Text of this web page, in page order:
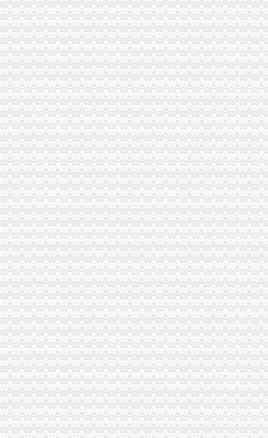
济南市居之装饰_济南市居之装饰
江西卓越银代理,杭州其他招商加盟今题网
【重庆铜元局工商注册|工商注册代理|工商注册代办】-重庆赶集网
铜元局公司注册、公司转让、变更、注销、工商异动解除重庆工商年检
【重庆铜元局专项审批|专项审计|专项审批代理公司】-重庆赶集网
君信代办营业执照、工商年检、代码年检、代理记账、重庆工商年检
【代办业务】_代办业务厂家黄页_代办业务价格_顺企网
铜元局房屋出租,2室一厅,一楼-重庆社区
重庆一般纳税人申请：公司注册、代账、商标专利：全城较低价-重庆
【代办审批】_代办审批厂家黄页_代办审批价格_顺企网
晨报万事通_新浪新闻
没办下来想找个代办公司,多少钱能代办公司营业执照呢_搜问问
重庆成效财务咨询有限公司_【电话地址_招聘信息_注册信息_信用信息
【重庆铜元局香港公司注册|注册香港公司|香港公司注册查询】-重庆赶
重庆沙坪坝专业工商注册代办重庆工商年检今题网
[年报]渝开发（000514）2009年年度报告-[中财网]
【东望洋财务工作室（财务主管招聘）,东望洋财务工作室招聘】-重
重庆久诚投资有限公司
智谷享购招商服务理念重庆产品代理今题网
渝开发：发行股份购买资产并募集配套资金暨关联交易报告书（草案）
渝开发（000514）_公司档案_中财网
江西卓越银代理,杭州其他招商加盟今题网
重庆利凯企业管理咨询有限公司
渝开发格莱美城二期营销推广代理合作单位招标公告_中国招标网_重庆
青岛亿满仓总部招商代理中心其他城市其他招商加盟今题网
渝开发·格莱美城二期营销推广代理合作单位招标采购公告_中国招标
平安保险代理有限公司山东分公司泉城路营业部_【电话地址_招聘信息
江西卓越银代理,省级批文,MT4盘面,国付宝杭州其他招商加盟今
安徽中财银招商代理广州网站推广今题网
渝开发：2009年年度报告_股票频道_证券之星
渝开发（000514）发行股份购买资产并募集配套资金暨关联交易预案_
渝开发：2009年年度报告（2010-02-06）_渝开发（000514）个股公
江西卓越银招商代理西安期货配资今题网
单位,团体保险规划—重庆南岸铜元局意外保险
渝开发·格莱美城二期营销推广代理合作单位招标公告